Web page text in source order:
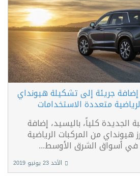
جريئة إلى تشكيلة هيونداي
متعددة الاستخدامات
كلياً، باليسيد، إضافة
من المركبات الرياضية
أسواق الشرق الأوسط...
الأحد 23 يونيو 2019